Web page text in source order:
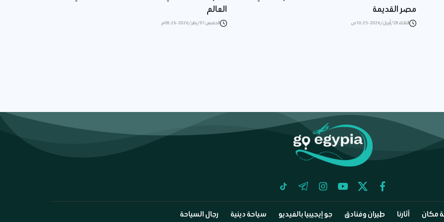
مصر القديمة
الثلاثاء 28/أبريل/2026 - 10:25 ص
العالم
الخميس 01/يناير/2026 - 08:26 م
facebook
twitter
youtube
instagram
telegram
tiktok
مكان آثارنا طيران وفنادق جو إيجيبيا بالفيديو سياحة دينية رجال السياحة